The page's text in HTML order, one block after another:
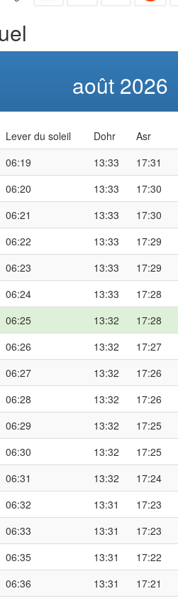
août 2026
Lever du soleil Dohr Asr
06:19 13:33 17:31
06:20 13:33 17:30
06:21 13:33 17:30
06:22 13:33 17:29
06:23 13:33 17:29
06:24 13:33 17:28
06:25 13:32 17:28
06:26 13:32 17:27
06:27 13:32 17:26
06:28 13:32 17:26
06:29 13:32 17:25
06:30 13:32 17:25
06:31 13:32 17:24
06:32 13:31 17:23
06:33 13:31 17:23
06:35 13:31 17:22
06:36 13:31 17:21